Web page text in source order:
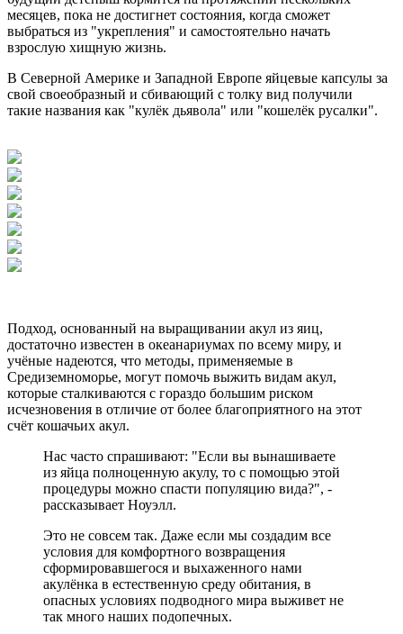
месяцев, пока не достигнет состояния, когда сможет
выбраться из "укрепления" и самостоятельно начать
взрослую хищную жизнь.
В Северной Америке и Западной Европе яйцевые капсулы за
свой своеобразный и сбивающий с толку вид получили
такие названия как "кулёк дьявола" или "кошелёк русалки".
Подход, основанный на выращивании акул из яиц,
достаточно известен в океанариумах по всему миру, и
учёные надеются, что методы, применяемые в
Средиземноморье, могут помочь выжить видам акул,
которые сталкиваются с гораздо большим риском
исчезновения в отличие от более благоприятного на этот
счёт кошачьих акул.
Нас часто спрашивают: "Если вы вынашиваете
из яйца полноценную акулу, то с помощью этой
процедуры можно спасти популяцию вида?", -
рассказывает Ноуэлл.
Это не совсем так. Даже если мы создадим все
условия для комфортного возвращения
сформировавшегося и выхаженного нами
акулёнка в естественную среду обитания, в
опасных условиях подводного мира выживет не
так много наших подопечных.